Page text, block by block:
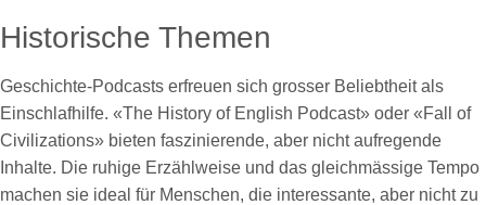
Historische Themen
Geschichte-Podcasts erfreuen sich grosser Beliebtheit als
Einschlafhilfe. «The History of English Podcast» oder «Fall of
Civilizations» bieten faszinierende, aber nicht aufregende
Inhalte. Die ruhige Erzählweise und das gleichmässige Tempo
machen sie ideal für Menschen, die interessante, aber nicht zu